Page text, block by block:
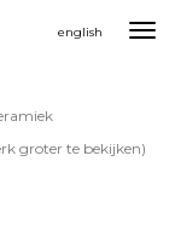
english
groter te bekijken)